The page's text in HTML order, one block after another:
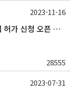
학생정보시스템 내 유학생 시간제취업 허가 신청 오픈 안내
28555
2023-11-16
2023-07-31